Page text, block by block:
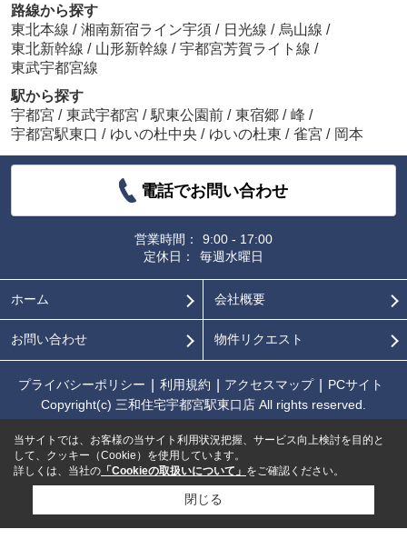
路線から探す
東北本線 / 湘南新宿ライン宇須 / 日光線 / 烏山線 /
東北新幹線 / 山形新幹線 / 宇都宮芳賀ライト線 /
東武宇都宮線
駅から探す
宇都宮 / 東武宇都宮 / 駅東公園前 / 東宿郷 / 峰 /
宇都宮駅東口 / ゆいの杜中央 / ゆいの杜東 / 雀宮 / 岡本
電話でお問い合わせ
営業時間：
9:00 - 17:00
定休日：
毎週水曜日
ホーム 会社概要
お問い合わせ 物件リクエスト
プライバシーポリシー 利用規約 アクセスマップ
PCサイト
Copyright(c) 三和住宅宇都宮駅東口店 All rights reserved.
当サイトでは、お客様の当サイト利用状況把握、サービス向上検討を目的と
して、クッキー（Cookie）を使用しています。
詳しくは、当社の 「Cookieの取扱いについて」 をご確認ください。
閉じる